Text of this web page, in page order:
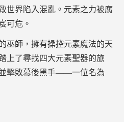
世界陷入混亂。元素之力被腐
可危。
巫師，擁有操控元素魔法的天
上了尋找四大元素聖器的旅
擊敗幕後黑手——一位名為